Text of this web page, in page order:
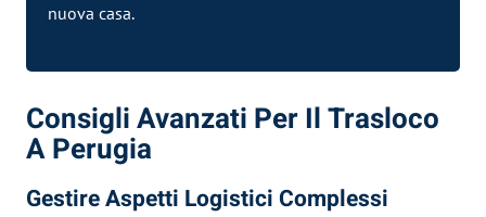
nuova casa.
Consigli Avanzati Per Il Trasloco
A Perugia
Gestire Aspetti Logistici Complessi